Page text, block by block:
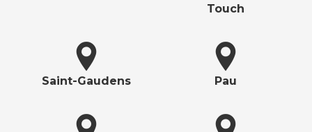
Touch
Saint-Gaudens Pau